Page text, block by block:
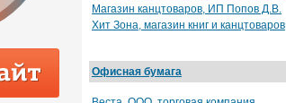
Магазин канцтоваров, ИП Попов Д.В.
Хит Зона, магазин книг и канцтоваров
Офисная бумага